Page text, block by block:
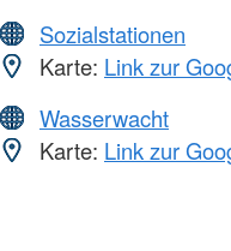
Sozialstationen
Karte: Link zur
Wasserwacht
Karte: Link zur